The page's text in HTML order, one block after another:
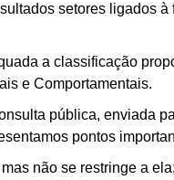
setores ligados à
a classificação
e Comportamentais.
pública, enviada
pontos
não se restringe a ela;